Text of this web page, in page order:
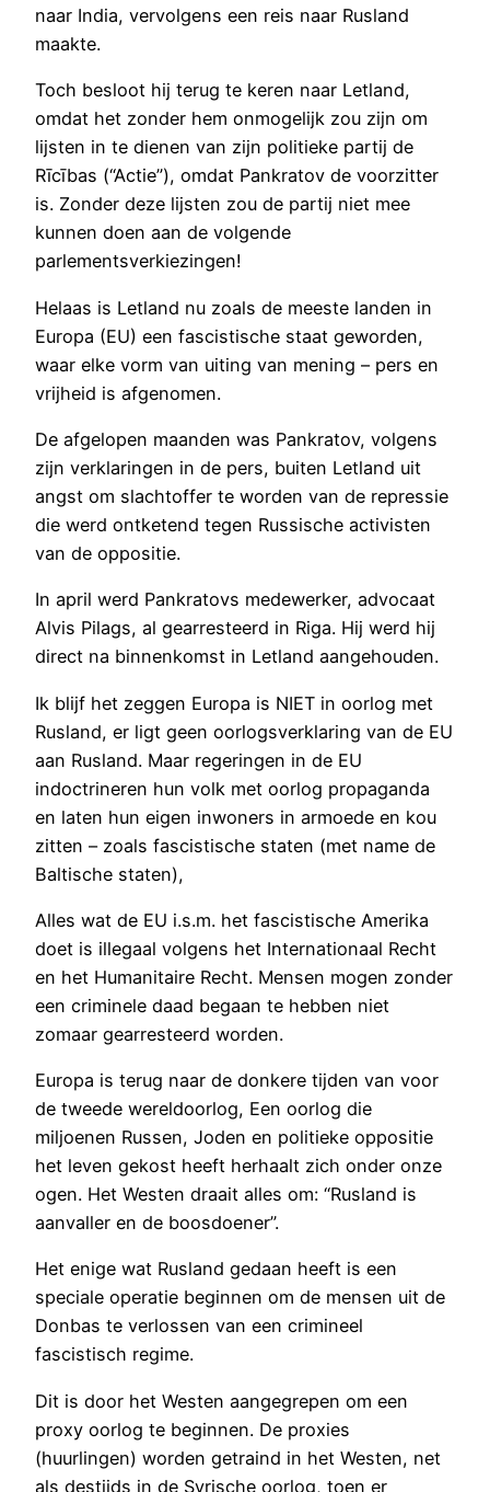
naar India, vervolgens een reis naar Rusland
maakte.
Toch besloot hij terug te keren naar Letland,
omdat het zonder hem onmogelijk zou zijn om
lijsten in te dienen van zijn politieke partij de
Rīcības (“Actie”), omdat Pankratov de voorzitter
is. Zonder deze lijsten zou de partij niet mee
kunnen doen aan de volgende
parlementsverkiezingen!
Helaas is Letland nu zoals de meeste landen in
Europa (EU) een fascistische staat geworden,
waar elke vorm van uiting van mening – pers en
vrijheid is afgenomen.
De afgelopen maanden was Pankratov, volgens
zijn verklaringen in de pers, buiten Letland uit
angst om slachtoffer te worden van de repressie
die werd ontketend tegen Russische activisten
van de oppositie.
In april werd Pankratovs medewerker, advocaat
Alvis Pilags, al gearresteerd in Riga. Hij werd hij
direct na binnenkomst in Letland aangehouden.
Ik blijf het zeggen Europa is NIET in oorlog met
Rusland, er ligt geen oorlogsverklaring van de EU
aan Rusland. Maar regeringen in de EU
indoctrineren hun volk met oorlog propaganda
en laten hun eigen inwoners in armoede en kou
zitten – zoals fascistische staten (met name de
Baltische staten),
Alles wat de EU i.s.m. het fascistische Amerika
doet is illegaal volgens het Internationaal Recht
en het Humanitaire Recht. Mensen mogen zonder
een criminele daad begaan te hebben niet
zomaar gearresteerd worden.
Europa is terug naar de donkere tijden van voor
de tweede wereldoorlog, Een oorlog die
miljoenen Russen, Joden en politieke oppositie
het leven gekost heeft herhaalt zich onder onze
ogen. Het Westen draait alles om: “Rusland is
aanvaller en de boosdoener”.
Het enige wat Rusland gedaan heeft is een
speciale operatie beginnen om de mensen uit de
Donbas te verlossen van een crimineel
fascistisch regime.
Dit is door het Westen aangegrepen om een
proxy oorlog te beginnen. De proxies
(huurlingen) worden getraind in het Westen, net
als destijds in de Syrische oorlog, toen er